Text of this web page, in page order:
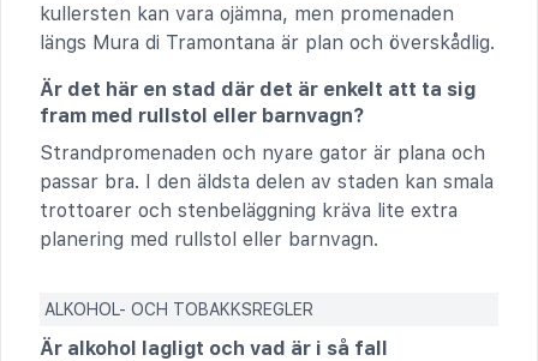
kullersten kan vara ojämna, men promenaden
längs Mura di Tramontana är plan och överskådlig.
Är det här en stad där det är enkelt att ta sig
fram med rullstol eller barnvagn?
Strandpromenaden och nyare gator är plana och
passar bra. I den äldsta delen av staden kan smala
trottoarer och stenbeläggning kräva lite extra
planering med rullstol eller barnvagn.
ALKOHOL- OCH TOBAKKSREGLER
Är alkohol lagligt och vad är i så fall